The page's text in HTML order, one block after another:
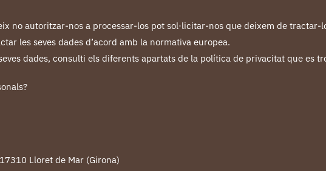
no autoritzar-nos a processar-los pot sol·licitar-nos que deixem de tractar-
les seves dades d’acord amb la normativa europea.
dades, consulti els diferents apartats de la política de privacitat que es
Lloret de Mar (Girona)